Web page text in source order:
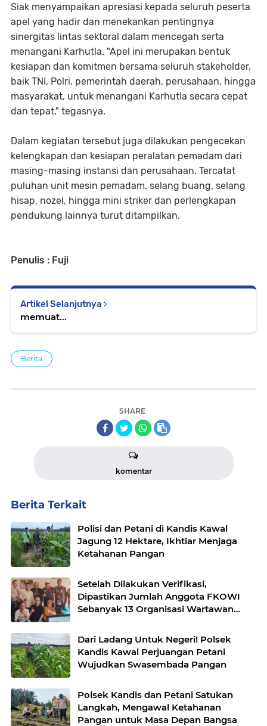
Siak menyampaikan apresiasi kepada seluruh peserta
apel yang hadir dan menekankan pentingnya
sinergitas lintas sektoral dalam mencegah serta
menangani Karhutla. "Apel ini merupakan bentuk
kesiapan dan komitmen bersama seluruh stakeholder,
baik TNI, Polri, pemerintah daerah, perusahaan, hingga
masyarakat, untuk menangani Karhutla secara cepat
dan tepat," tegasnya.
Dalam kegiatan tersebut juga dilakukan pengecekan
kelengkapan dan kesiapan peralatan pemadam dari
masing-masing instansi dan perusahaan. Tercatat
puluhan unit mesin pemadam, selang buang, selang
hisap, nozel, hingga mini striker dan perlengkapan
pendukung lainnya turut ditampilkan.
Penulis : Fuji
Artikel Selanjutnya
memuat...
Berita
SHARE
komentar
Berita Terkait
Polisi dan Petani di Kandis Kawal
Jagung 12 Hektare, Ikhtiar Menjaga
Ketahanan Pangan
Setelah Dilakukan Verifikasi,
Dipastikan Jumlah Anggota FKOWI
Sebanyak 13 Organisasi Wartawan
Dari Ladang Untuk Negeri! Polsek
Kandis Kawal Perjuangan Petani
Wujudkan Swasembada Pangan
Polsek Kandis dan Petani Satukan
Langkah, Mengawal Ketahanan
Pangan untuk Masa Depan Bangsa